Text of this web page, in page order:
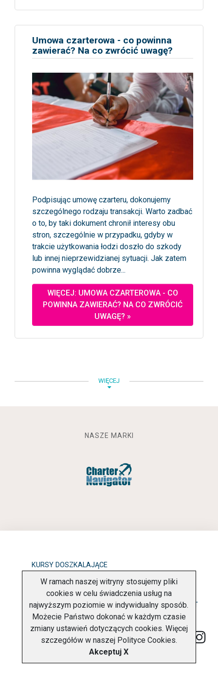
Umowa czarterowa - co powinna
zawierać? Na co zwrócić uwagę?
Podpisując umowę czarteru, dokonujemy
szczególnego rodzaju transakcji. Warto zadbać
o to, by taki dokument chronił interesy obu
stron, szczególnie w przypadku, gdyby w
trakcie użytkowania łodzi doszło do szkody
lub innej nieprzewidzianej sytuacji. Jak zatem
powinna wyglądać dobrze...
WIĘCEJ: UMOWA CZARTEROWA - CO
POWINNA ZAWIERAĆ? NA CO ZWRÓCIĆ
UWAGĘ? »
WIĘCEJ
NASZE MARKI
KURSY DOSZKALAJĄCE
OBOWIĄZEK INFORMACYJNY
POLITYKA PRYWATNOŚCI O FIRMIE KONTAKT
Copyright © 2026 Charter Navigator
W ramach naszej witryny stosujemy pliki
cookies w celu świadczenia usług na
najwyższym poziomie w indywidualny sposób.
Możecie Państwo dokonać w każdym czasie
zmiany ustawień dotyczących cookies. Więcej
szczegółów w naszej Polityce Cookies.
Akceptuj X